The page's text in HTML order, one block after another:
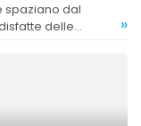
delle
»